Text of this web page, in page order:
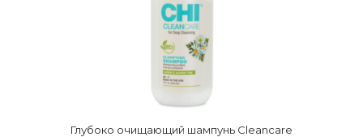
Глубоко очищающий шампунь Cleancare